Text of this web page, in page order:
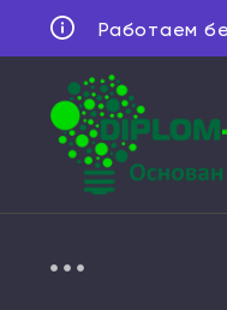
Работаем